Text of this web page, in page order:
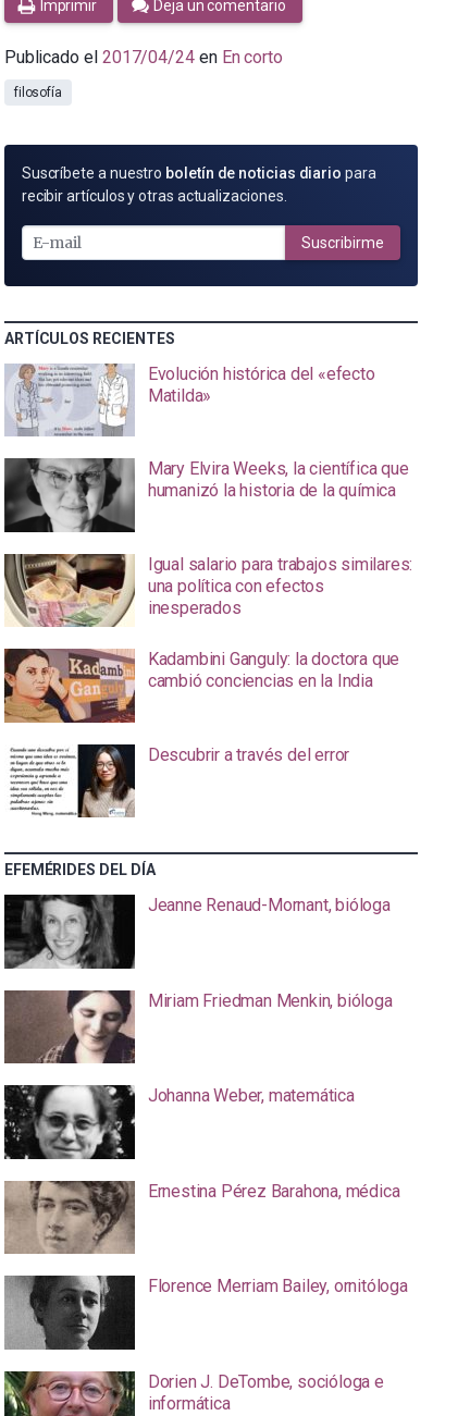
Imprimir Deja un comentario
Publicado el 2017/04/24 en En corto
filosofía
SUSCRÍBETE
POR
MAIL
Suscríbete a nuestro boletín de noticias diario para
recibir artículos y otras actualizaciones.
Suscribirme
ARTÍCULOS RECIENTES
Evolución histórica del «efecto
Matilda»
Mary Elvira Weeks, la científica que
humanizó la historia de la química
Igual salario para trabajos similares:
una política con efectos
inesperados
Kadambini Ganguly: la doctora que
cambió conciencias en la India
Descubrir a través del error
EFEMÉRIDES DEL DÍA
Jeanne Renaud-Mornant, bióloga
Miriam Friedman Menkin, bióloga
Johanna Weber, matemática
Ernestina Pérez Barahona, médica
Florence Merriam Bailey, ornitóloga
Dorien J. DeTombe, socióloga e
informática